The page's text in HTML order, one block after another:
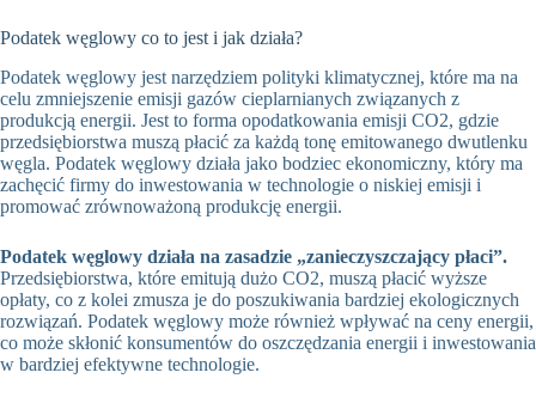
Podatek węglowy co to jest i jak działa?
Podatek węglowy jest narzędziem polityki klimatycznej, które ma na
celu zmniejszenie emisji gazów cieplarnianych związanych z
produkcją energii. Jest to forma opodatkowania emisji CO2, gdzie
przedsiębiorstwa muszą płacić za każdą tonę emitowanego dwutlenku
węgla. Podatek węglowy działa jako bodziec ekonomiczny, który ma
zachęcić firmy do inwestowania w technologie o niskiej emisji i
promować zrównoważoną produkcję energii.
Podatek węglowy działa na zasadzie „zanieczyszczający płaci”.
Przedsiębiorstwa, które emitują dużo CO2, muszą płacić wyższe
opłaty, co z kolei zmusza je do poszukiwania bardziej ekologicznych
rozwiązań. Podatek węglowy może również wpływać na ceny energii,
co może skłonić konsumentów do oszczędzania energii i inwestowania
w bardziej efektywne technologie.